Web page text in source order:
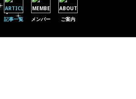
記事一覧 メンバー ご案内